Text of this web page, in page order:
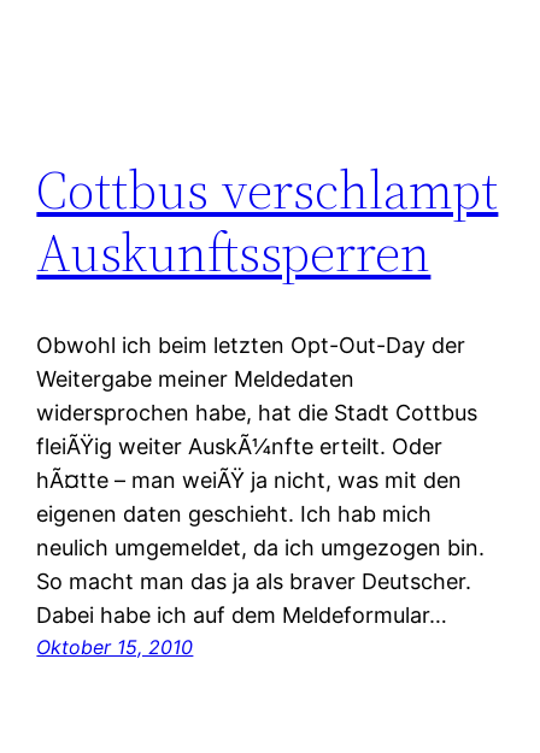
Cottbus verschlampt
Auskunftssperren
Obwohl ich beim letzten Opt-Out-Day der
Weitergabe meiner Meldedaten
widersprochen habe, hat die Stadt Cottbus
fleiÃŸig weiter AuskÃ¼nfte erteilt. Oder
hÃ¤tte – man weiÃŸ ja nicht, was mit den
eigenen daten geschieht. Ich hab mich
neulich umgemeldet, da ich umgezogen bin.
So macht man das ja als braver Deutscher.
Dabei habe ich auf dem Meldeformular…
Oktober 15, 2010